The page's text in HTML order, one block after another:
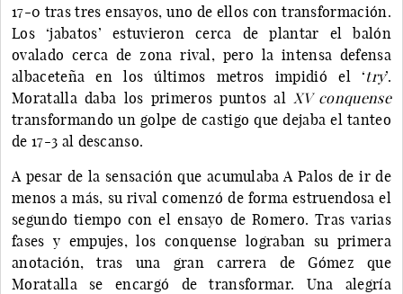
17-0 tras tres ensayos, uno de ellos con transformación.
Los ‘jabatos’ estuvieron cerca de plantar el balón
ovalado cerca de zona rival, pero la intensa defensa
albaceteña en los últimos metros impidió el ‘try’.
Moratalla daba los primeros puntos al XV conquense
transformando un golpe de castigo que dejaba el tanteo
de 17-3 al descanso.
A pesar de la sensación que acumulaba A Palos de ir de
menos a más, su rival comenzó de forma estruendosa el
segundo tiempo con el ensayo de Romero. Tras varias
fases y empujes, los conquense lograban su primera
anotación, tras una gran carrera de Gómez que
Moratalla se encargó de transformar. Una alegría